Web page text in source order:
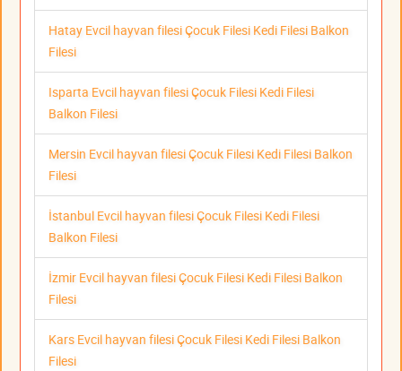
Hatay Evcil hayvan filesi Çocuk Filesi Kedi Filesi Balkon
Filesi
Isparta Evcil hayvan filesi Çocuk Filesi Kedi Filesi
Balkon Filesi
Mersin Evcil hayvan filesi Çocuk Filesi Kedi Filesi Balkon
Filesi
İstanbul Evcil hayvan filesi Çocuk Filesi Kedi Filesi
Balkon Filesi
İzmir Evcil hayvan filesi Çocuk Filesi Kedi Filesi Balkon
Filesi
Kars Evcil hayvan filesi Çocuk Filesi Kedi Filesi Balkon
Filesi